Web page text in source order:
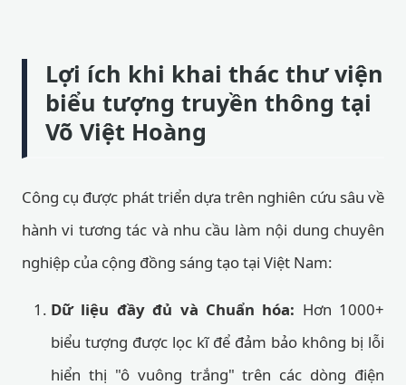
Lợi ích khi khai thác thư viện
biểu tượng truyền thông tại
Võ Việt Hoàng
Công cụ được phát triển dựa trên nghiên cứu sâu về
hành vi tương tác và nhu cầu làm nội dung chuyên
nghiệp của cộng đồng sáng tạo tại Việt Nam:
Dữ liệu đầy đủ và Chuẩn hóa: Hơn 1000+
biểu tượng được lọc kĩ để đảm bảo không bị lỗi
hiển thị "ô vuông trắng" trên các dòng điện